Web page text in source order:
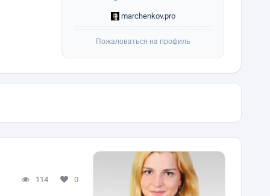
marchenkov.pro
Пожаловаться на профиль
114 0